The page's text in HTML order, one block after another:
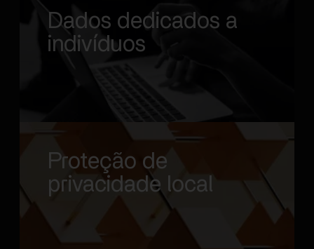
Dados dedicados a
indivíduos
Proteção de
privacidade local